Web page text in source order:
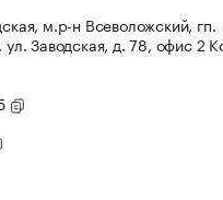
м.р-н Всеволожский, гп.
ул. Заводская, д. 78, офис 2